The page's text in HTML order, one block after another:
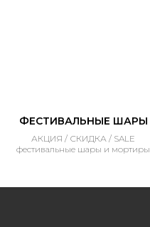
ФЕСТИВАЛЬНЫЕ ШАРЫ
АКЦИЯ / СКИДКА / SALE
фестивальные шары и мортиры